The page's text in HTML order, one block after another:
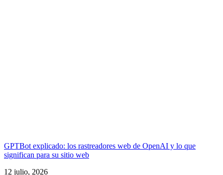
GPTBot explicado: los rastreadores web de OpenAI y lo que
significan para su sitio web
12 julio, 2026